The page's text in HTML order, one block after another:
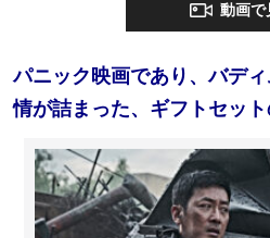
動画で
パニック映画であり、バデ
情が詰まった、ギフトセッ